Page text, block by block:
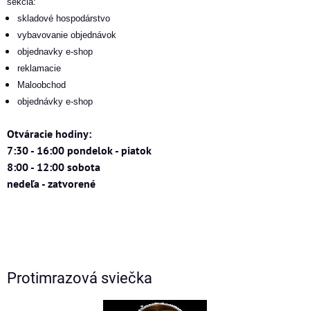
skladové hospodárstvo
vybavovanie objednávok
objednavky e-shop
reklamacie
Maloobchod
objednávky e-shop
Otváracie hodiny:
7:30 - 16:00 pondelok - piatok
8:00 - 12:00 sobota
nedeľa - zatvorené
Protimrazová sviečka